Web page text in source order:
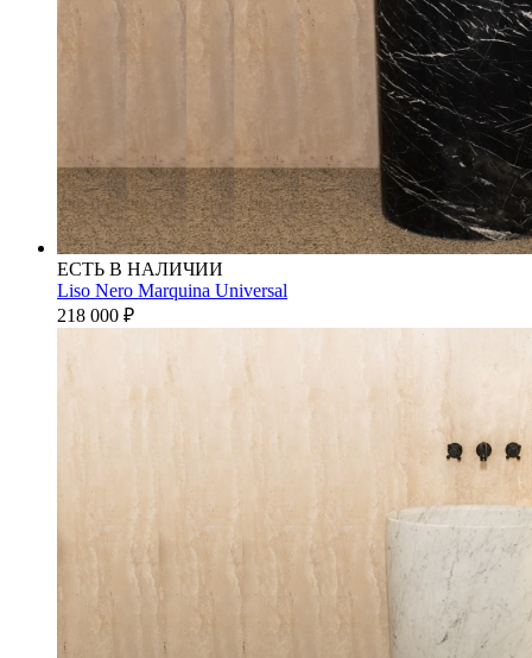
ЕСТЬ В НАЛИЧИИ
Liso Nero Marquina Universal
218 000 ₽